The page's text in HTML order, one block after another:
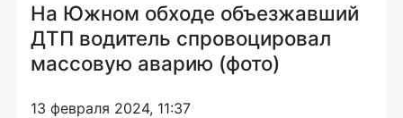
На Южном обходе объезжавший
ДТП водитель спровоцировал
массовую аварию (фото)
13 февраля 2024, 11:37